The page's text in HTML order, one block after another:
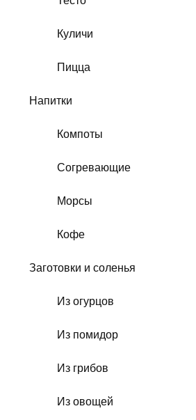
Куличи
Пицца
Напитки
Компоты
Согревающие
Морсы
Кофе
Заготовки и соленья
Из огурцов
Из помидор
Из грибов
Из овощей